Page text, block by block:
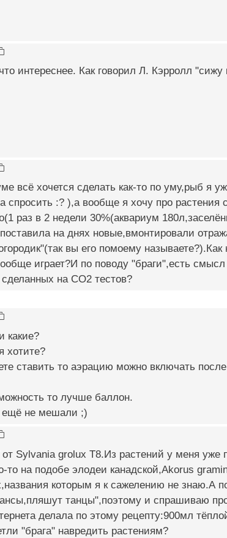
интереснее. Как говорил Л. Кэрролл
всё хочется сделать как-то по уму,рыб я
спросить :? ),а вообще я хочу про
раз в 2 недели 30%(аквариум
на днях новые,вмонтировали
вы его помоему
играет?И по поводу "браги",есть
на CO2 тестов?
какие?
хотите?
ставить то аэрацию можно включать
то лучше баллон.
ещё не мешали ;)
Sylvania grolux T8.Из растений у меня уже
то на подобе элодеи канадской,Akorus
которым я к сажелению не знаю.А
танцы",поэтому и спрашиваю
делала по этому рецепту:900мл
"брага" навредить растениям?